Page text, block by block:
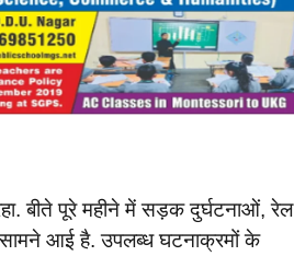
बीते पूरे महीने में सड़क दुर्घटनाओं, रेल
सामने आई है. उपलब्ध घटनाक्रमों के